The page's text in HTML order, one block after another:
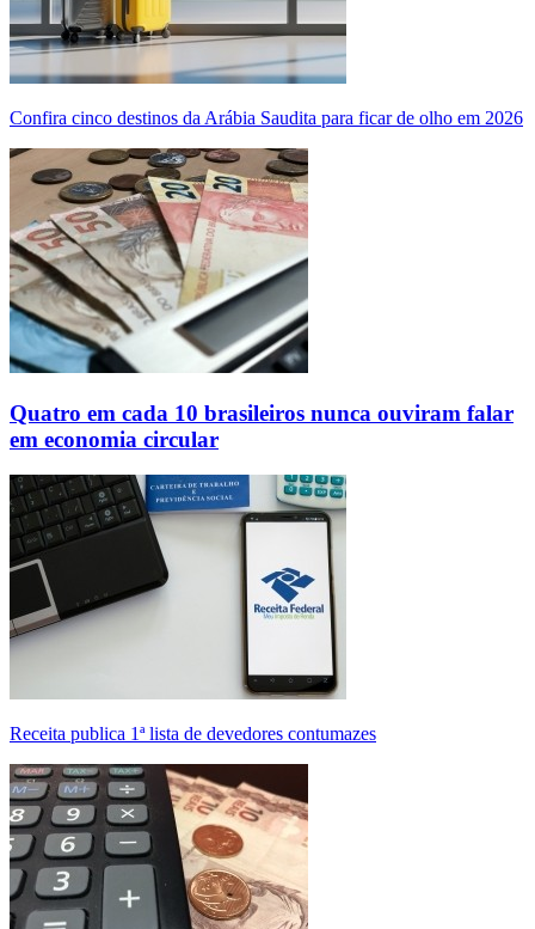
Confira cinco destinos da Arábia Saudita para ficar de olho em 2026
Quatro em cada 10 brasileiros nunca ouviram falar
em economia circular
Receita publica 1ª lista de devedores contumazes